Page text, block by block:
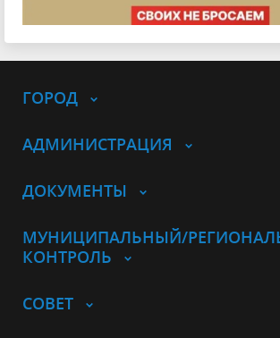
ГОРОД
АДМИНИСТРАЦИЯ
ДОКУМЕНТЫ
МУНИЦИПАЛЬНЫЙ/
КОНТРОЛЬ
СОВЕТ